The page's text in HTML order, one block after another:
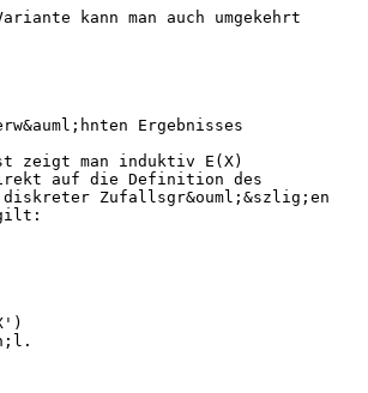
kann man auch umgekehrt
Ergebnisses
zeigt man induktiv E(X)
auf die Definition des
diskreter Zufallsgr&ouml;&szlig;en
gilt: